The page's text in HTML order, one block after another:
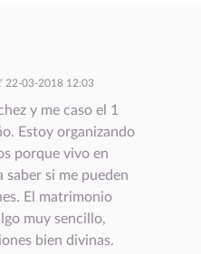
22-03-2018 12:03
y me caso el 1
Estoy organizando
porque vivo en
saber si me pueden
El matrimonio
muy sencillo,
bien divinas.